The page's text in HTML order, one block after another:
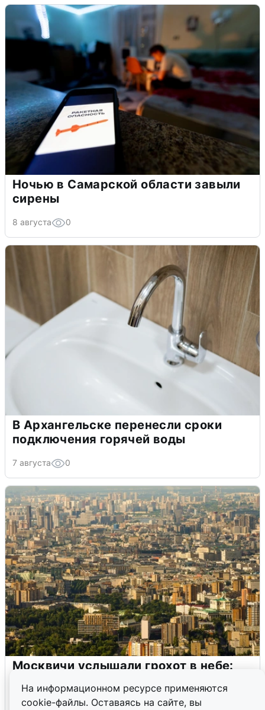
На информационном ресурсе применяются
cookie-файлы. Оставаясь на сайте, вы
Ночью в Самарской области завыли
сирены
8 августа 0
В Архангельске перенесли сроки
подключения горячей воды
7 августа 0
Москвичи услышали грохот в небе:
7 августа 0